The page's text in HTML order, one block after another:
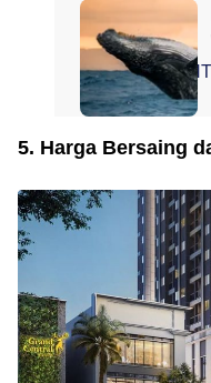
SCROLL
5. Harga Bersaing